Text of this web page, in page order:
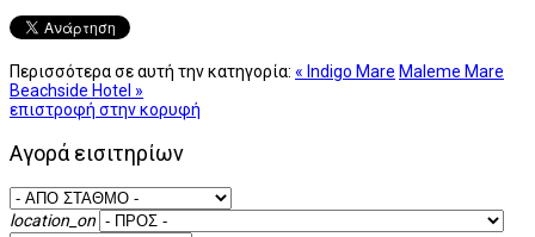
Περισσότερα σε αυτή την κατηγορία: « Indigo Mare Maleme Mare
Beachside Hotel »
επιστροφή στην κορυφή
Αγορά εισιτηρίων
location_on